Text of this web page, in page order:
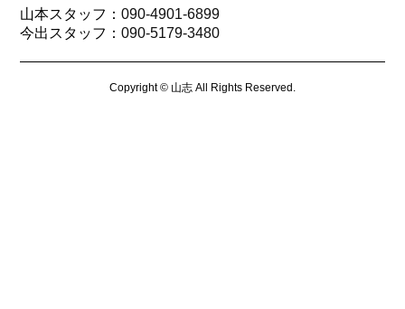
山本スタッフ：090-4901-6899
今出スタッフ：090-5179-3480
Copyright © 山志 All Rights Reserved.